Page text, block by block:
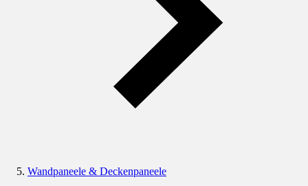
Wandpaneele & Deckenpaneele